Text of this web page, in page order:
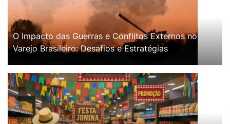
O Impacto das Guerras e Conflitos Externos no
Varejo Brasileiro: Desafios e Estratégias